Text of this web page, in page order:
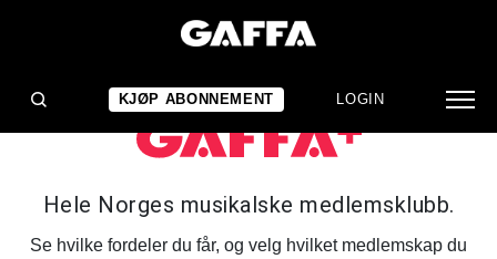
KJØP ABONNEMENT LOGIN
Hele Norges musikalske medlemsklubb.
Se hvilke fordeler du får, og velg hvilket medlemskap du